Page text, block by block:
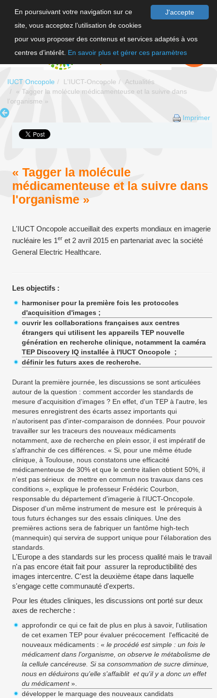
J'accepte
En poursuivant votre navigation sur ce
site, vous acceptez l’utilisation de cookies
pour vous proposer des contenus et services adaptés à vos
centres d’intérêt. En savoir plus et gérer ces paramètres
FAIRE UN
DON
IUCT Oncopole L'IUCT-Oncopole
Actualités
« Tagger la molécule médicamenteuse et la suivre dans
l’organisme »
Imprimer
« Tagger la molécule
médicamenteuse et la suivre dans
l'organisme »
L'IUCT Oncopole accueillait des experts mondiaux en imagerie
nucléaire les 1er et 2 avril 2015 en partenariat avec la société
General Electric Healthcare.
Les objectifs :
harmoniser pour la première fois les protocoles
d'acquisition d'images ;
ouvrir les collaborations françaises aux centres
étrangers qui utilisent les appareils TEP nouvelle
génération en recherche clinique, notamment la caméra
TEP Discovery IQ installée à l'IUCT Oncopole ;
définir les futurs axes de recherche.
Durant la première journée, les discussions se sont articulées
autour de la question : comment accorder les standards de
mesure d'acquisition d'images ? En effet, d'un TEP à l'autre, les
mesures enregistrent des écarts assez importants qui
n'autorisent pas d'inter-comparaison de données. Pour pouvoir
travailler sur les traceurs des nouveaux médicaments
notamment, axe de recherche en plein essor, il est impératif de
s'affranchir de ces différences. « Si, pour une même étude
clinique, à Toulouse, nous constatons une efficacité
médicamenteuse de 30% et que le centre italien obtient 50%, il
n'est pas sérieux de mettre en commun nos travaux dans ces
conditions », explique le professeur Frédéric Courbon,
responsable du département d'imagerie à l'IUCT-Oncopole.
Disposer d'un même instrument de mesure est le prérequis à
tous futurs échanges sur des essais cliniques. Une des
premières actions sera de fabriquer un fantôme high-tech
(mannequin) qui servira de support unique pour l'élaboration des
standards.
L'Europe a des standards sur les process qualité mais le travail
n'a pas encore était fait pour assurer la reproductibilité des
images intercentre. C'est la deuxième étape dans laquelle
s'engage cette communauté d'experts.
Pour les études cliniques, les discussions ont porté sur deux
axes de recherche :
approfondir ce qui ce fait de plus en plus à savoir, l'utilisation
de cet examen TEP pour évaluer précocement l'efficacité de
nouveaux médicaments : « le procédé est simple : un fois le
médicament dans l'organisme, on observe le métabolisme de
la cellule cancéreuse. Si sa consommation de sucre diminue,
nous en déduirons qu'elle s'affaiblit et qu'il y a donc un effet
du médicament».
développer le marquage des nouveaux candidats